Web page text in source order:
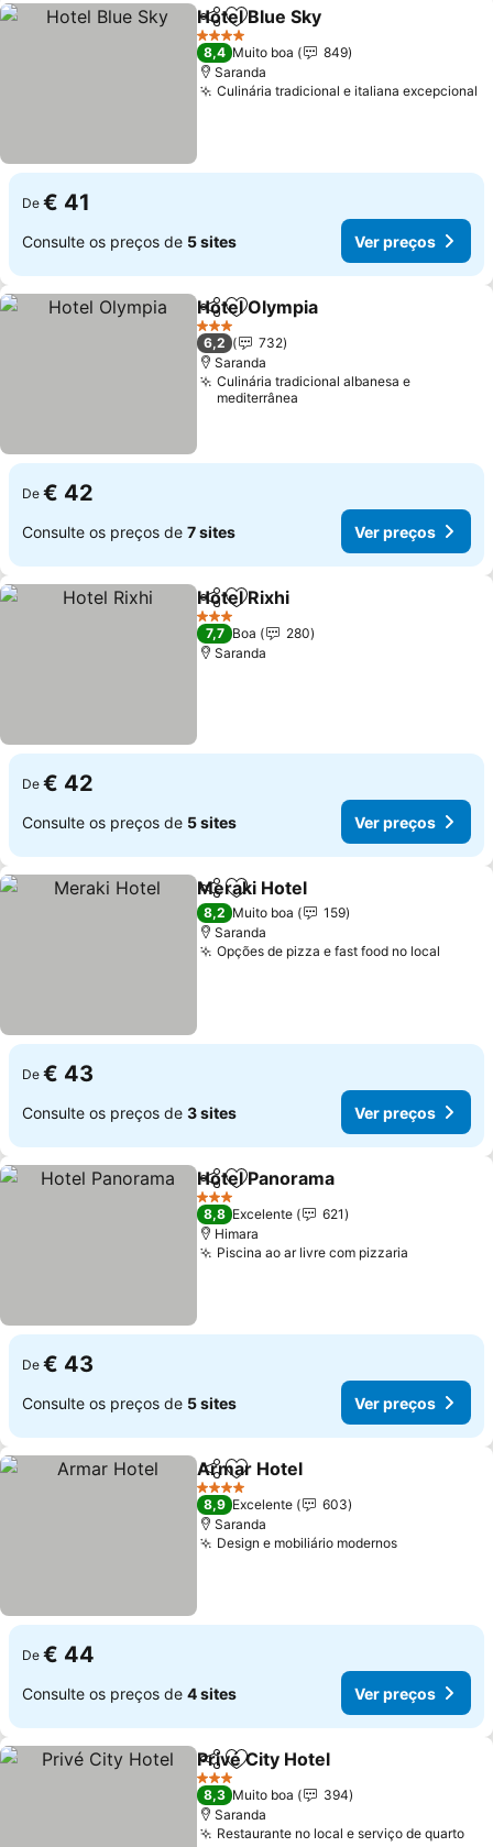
PartilharAdicionar aos favoritos
Hotel Blue Sky
4 Estrelas
8,4 Muito boa
849
Saranda
Culinária tradicional e italiana excepcional
De € 41
Consulte os preços de 5 sites Ver preços
PartilharAdicionar aos favoritos
Hotel Olympia
3 Estrelas
6,2
732
Saranda
Culinária tradicional albanesa e
mediterrânea
De € 42
Consulte os preços de 7 sites Ver preços
PartilharAdicionar aos favoritos
Hotel Rixhi
3 Estrelas
7,7 Boa
280
Saranda
De € 42
Consulte os preços de 5 sites Ver preços
PartilharAdicionar aos favoritos
Meraki Hotel
8,2 Muito boa
159
Saranda
Opções de pizza e fast food no local
De € 43
Consulte os preços de 3 sites Ver preços
PartilharAdicionar aos favoritos
Hotel Panorama
3 Estrelas
8,8 Excelente
621
Himara
Piscina ao ar livre com pizzaria
De € 43
Consulte os preços de 5 sites Ver preços
PartilharAdicionar aos favoritos
Armar Hotel
4 Estrelas
8,9 Excelente
603
Saranda
Design e mobiliário modernosVer preços
De € 44
Consulte os preços de 4 sites Ver preços
PartilharAdicionar aos favoritos
Privé City Hotel
3 Estrelas
8,3 Muito boa
394
Saranda
Restaurante no local e serviço de quarto